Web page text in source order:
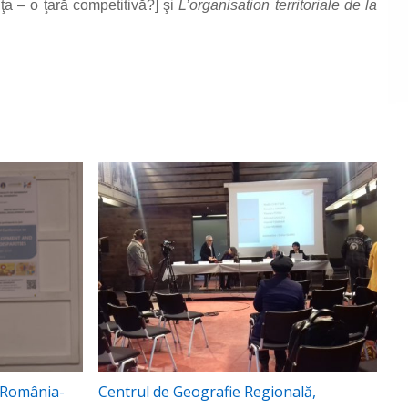
– o ţară competitivă?] şiL’organisation territoriale de la
Centrul de Geografie Regională,